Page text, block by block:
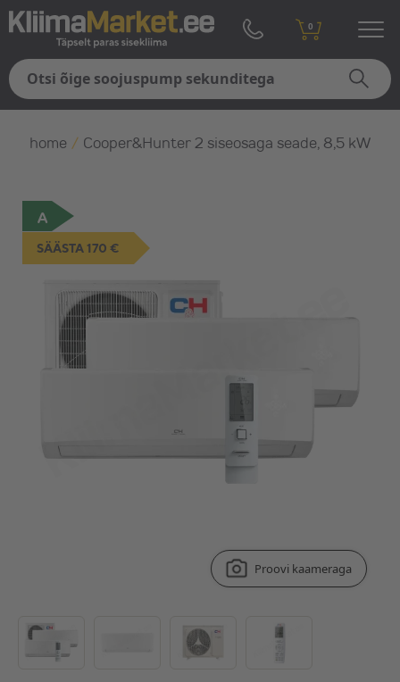
0
home / Cooper&Hunter 2 siseosaga seade, 8,5 kW
A
SÄÄSTA 170 €
Proovi kaameraga